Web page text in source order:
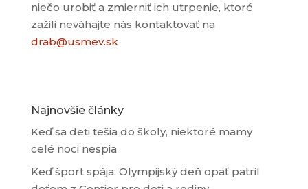
niečo urobiť a zmierniť ich utrpenie, ktoré
zažili neváhajte nás kontaktovať na
drab@usmev.sk
Najnovšie články
Keď sa deti tešia do školy, niektoré mamy
celé noci nespia
Keď šport spája: Olympijský deň opäť patril